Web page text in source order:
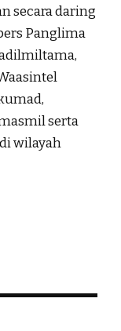
secara daring
Panglima
serta
wilayah